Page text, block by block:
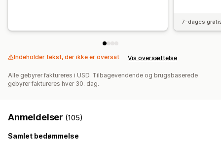
7-dages
Indeholder tekst, der ikke er oversat Vis oversættelse
Alle gebyrer faktureres i USD. Tilbagevendende og brugsbaserede
gebyrer faktureres hver 30. dag.
Anmeldelser (105)
Samlet bedømmelse